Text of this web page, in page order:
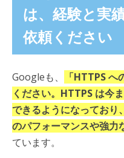
は、経験と実
依頼ください
Googleも、
「HTTPS
ください。HTTPS は今
できるようになっており
のパフォーマンスや強力
ています。